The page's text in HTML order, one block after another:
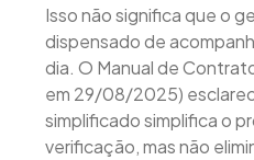
Isso não significa que o
dispensado de
dia. O Manual de
em 29/08/2025)
simplificado simplifica o
verificação, mas não